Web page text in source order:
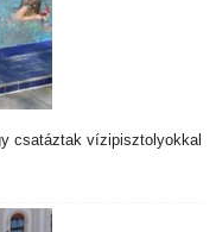
csatáztak vízipisztolyokkal